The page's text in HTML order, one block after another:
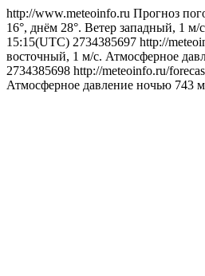
http://www.meteoinfo.ru Прогноз
16°, днём 28°. Ветер западный, 1
15:15(UTC) 2734385697 http://
восточный, 1 м/с. Атмосферное
2734385698 http://meteoinfo.ru/
Атмосферное давление ночью 743